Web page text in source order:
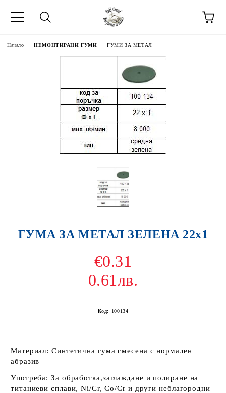
Начало НЕМОНТИРАНИ ГУМИ ГУМИ ЗА МЕТАЛ
ГУМА ЗА МЕТАЛ ЗЕЛЕНА 22х1
€0.31
0.61лв.
Код: 100134
Материал:Синтетична гума смесена с нормален
абразив
Употреба: За обработка,заглаждане и полиране на
титаниеви сплави, Ni/Cr, Co/Cr и други неблагородни